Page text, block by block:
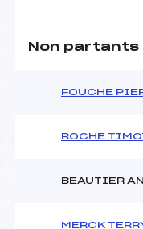
Non partants
FOUCHE
ROCHE
BEAUTIER
MERCK